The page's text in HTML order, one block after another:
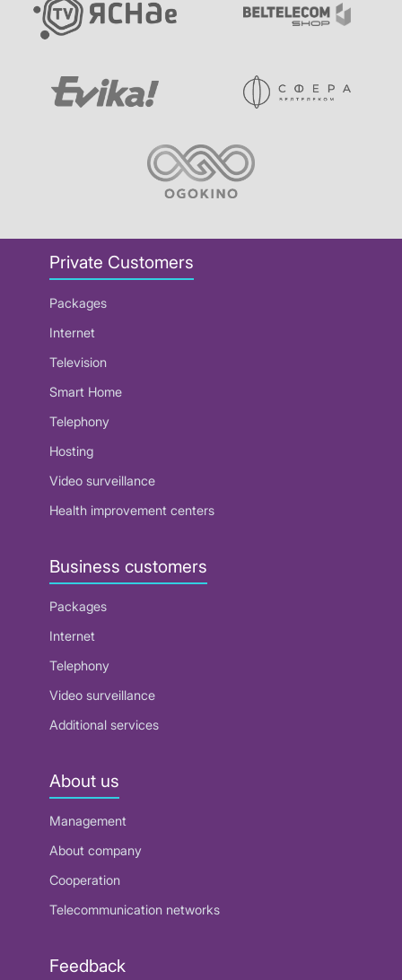
Private Customers
Packages
Internet
Television
Smart Home
Telephony
Hosting
Video surveillance
Health improvement centers
Business customers
Packages
Internet
Telephony
Video surveillance
Additional services
About us
Management
About company
Cooperation
Telecommunication networks
Feedback